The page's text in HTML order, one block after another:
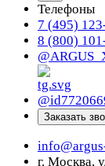
Телефоны
7 (495)
8 (800)
Заказать
г. Москва,